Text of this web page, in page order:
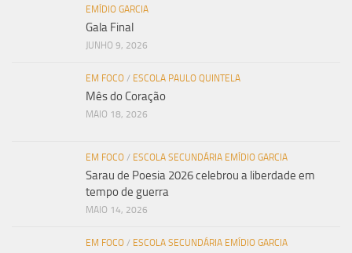
EMÍDIO GARCIA
Gala Final
JUNHO 9, 2026
EM FOCO / ESCOLA PAULO QUINTELA
Mês do Coração
MAIO 18, 2026
EM FOCO / ESCOLA SECUNDÁRIA EMÍDIO GARCIA
Sarau de Poesia 2026 celebrou a liberdade em
tempo de guerra
MAIO 14, 2026
EM FOCO / ESCOLA SECUNDÁRIA EMÍDIO GARCIA